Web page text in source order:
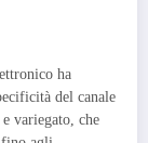
ha
del canale
variegato, che